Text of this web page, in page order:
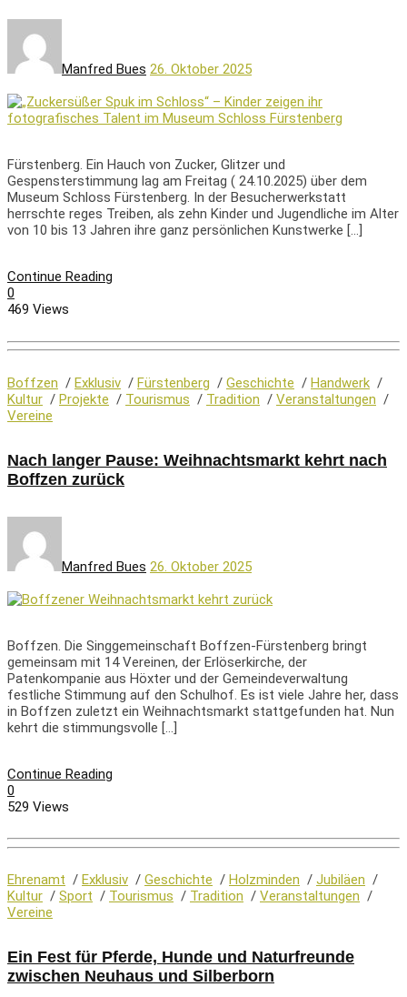
Manfred Bues 26. Oktober 2025
Fürstenberg. Ein Hauch von Zucker, Glitzer und
Gespensterstimmung lag am Freitag ( 24.10.2025) über dem
Museum Schloss Fürstenberg. In der Besucherwerkstatt
herrschte reges Treiben, als zehn Kinder und Jugendliche im Alter
von 10 bis 13 Jahren ihre ganz persönlichen Kunstwerke […]
Continue Reading
0
469 Views
Boffzen / Exklusiv / Fürstenberg / Geschichte / Handwerk /
Kultur / Projekte / Tourismus / Tradition / Veranstaltungen /
Vereine
Nach langer Pause: Weihnachtsmarkt kehrt nach
Boffzen zurück
Manfred Bues 26. Oktober 2025
Boffzen. Die Singgemeinschaft Boffzen-Fürstenberg bringt
gemeinsam mit 14 Vereinen, der Erlöserkirche, der
Patenkompanie aus Höxter und der Gemeindeverwaltung
festliche Stimmung auf den Schulhof. Es ist viele Jahre her, dass
in Boffzen zuletzt ein Weihnachtsmarkt stattgefunden hat. Nun
kehrt die stimmungsvolle […]
Continue Reading
0
529 Views
Ehrenamt / Exklusiv / Geschichte / Holzminden / Jubiläen /
Kultur / Sport / Tourismus / Tradition / Veranstaltungen /
Vereine
Ein Fest für Pferde, Hunde und Naturfreunde
zwischen Neuhaus und Silberborn